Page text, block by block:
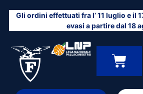
contenuto
Gli ordini effettuati fra l’ 11 luglio e il
evasi a partire dal 18
0